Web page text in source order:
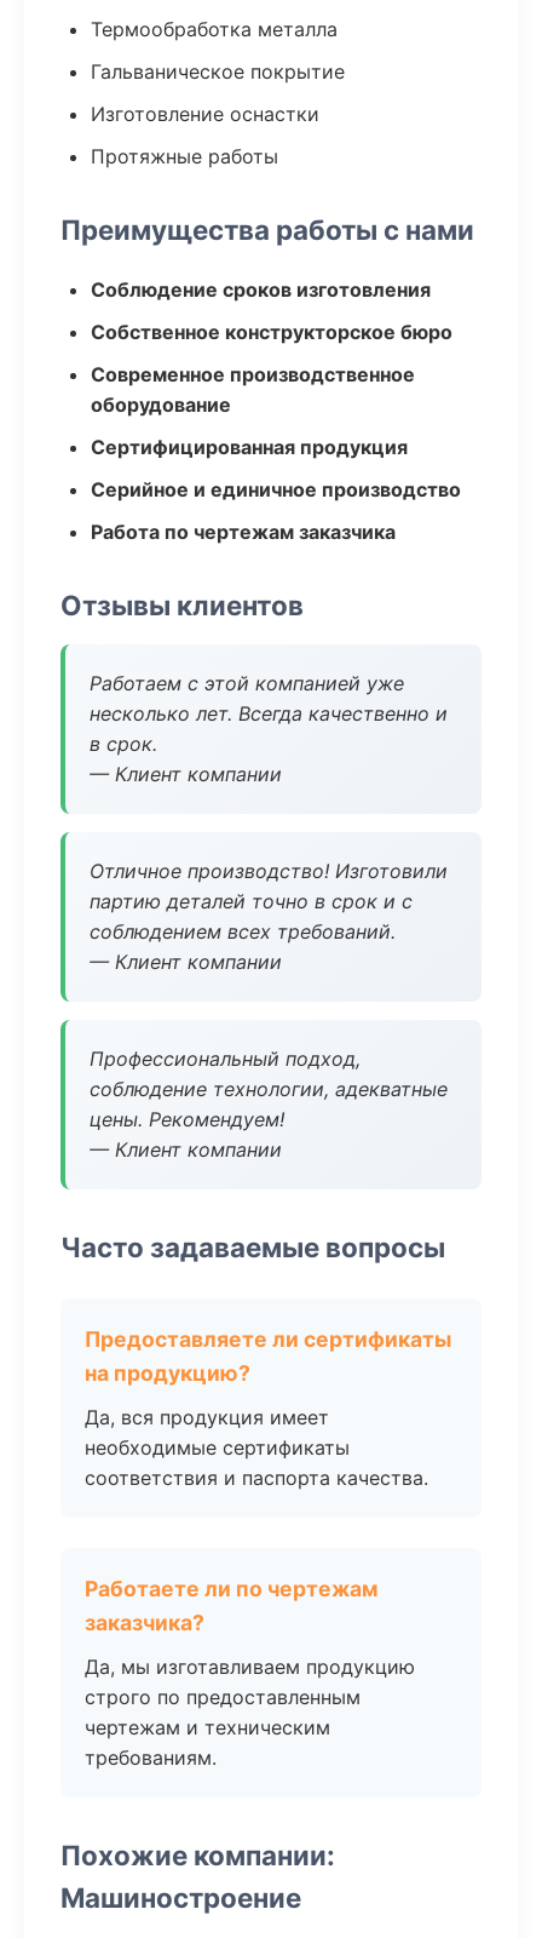
Термообработка металла
Гальваническое покрытие
Изготовление оснастки
Протяжные работы
Преимущества работы с нами
Соблюдение сроков изготовления
Собственное конструкторское бюро
Современное производственное
оборудование
Сертифицированная продукция
Серийное и единичное производство
Работа по чертежам заказчика
Отзывы клиентов
Работаем с этой компанией уже
несколько лет. Всегда качественно и
в срок.
— Клиент компании
Отличное производство! Изготовили
партию деталей точно в срок и с
соблюдением всех требований.
— Клиент компании
Профессиональный подход,
соблюдение технологии, адекватные
цены. Рекомендуем!
— Клиент компании
Часто задаваемые вопросы
Предоставляете ли сертификаты
на продукцию?
Да, вся продукция имеет
необходимые сертификаты
соответствия и паспорта качества.
Работаете ли по чертежам
заказчика?
Да, мы изготавливаем продукцию
строго по предоставленным
чертежам и техническим
требованиям.
Похожие компании:
Машиностроение